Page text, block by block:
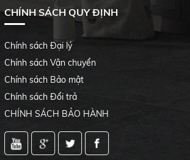
CHÍNH SÁCH QUY ĐỊNH
Chính sách Đại lý
Chính sách Vận chuyển
Chính sách Bảo mật
Chính sách Đổi trả
CHÍNH SÁCH BẢO HÀNH